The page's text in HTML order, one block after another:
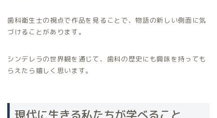
歯科衛生士の視点で作品を見ることで、物語の新しい側面に気
づけることがあります。
シンデレラの世界観を通じて、歯科の歴史にも興味を持っても
らえたら嬉しく思います。
現代に生きる私たちが学べること